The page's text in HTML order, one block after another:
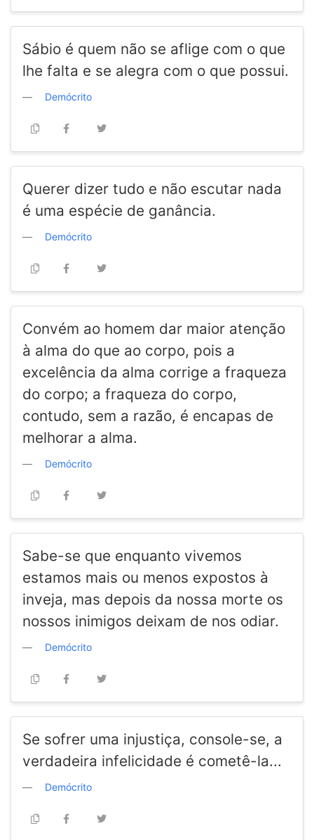
Sábio é quem não se aflige com o que
lhe falta e se alegra com o que possui.
Demócrito
Querer dizer tudo e não escutar nada
é uma espécie de ganância.
Demócrito
Convém ao homem dar maior atenção
à alma do que ao corpo, pois a
excelência da alma corrige a fraqueza
do corpo; a fraqueza do corpo,
contudo, sem a razão, é encapas de
melhorar a alma.
Demócrito
Sabe-se que enquanto vivemos
estamos mais ou menos expostos à
inveja, mas depois da nossa morte os
nossos inimigos deixam de nos odiar.
Demócrito
Se sofrer uma injustiça, console-se, a
verdadeira infelicidade é cometê-la...
Demócrito